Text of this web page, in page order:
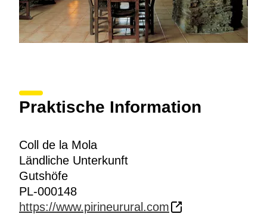
Praktische Information
Coll de la Mola
Ländliche Unterkunft
Gutshöfe
PL-000148
https://www.pirineurural.com